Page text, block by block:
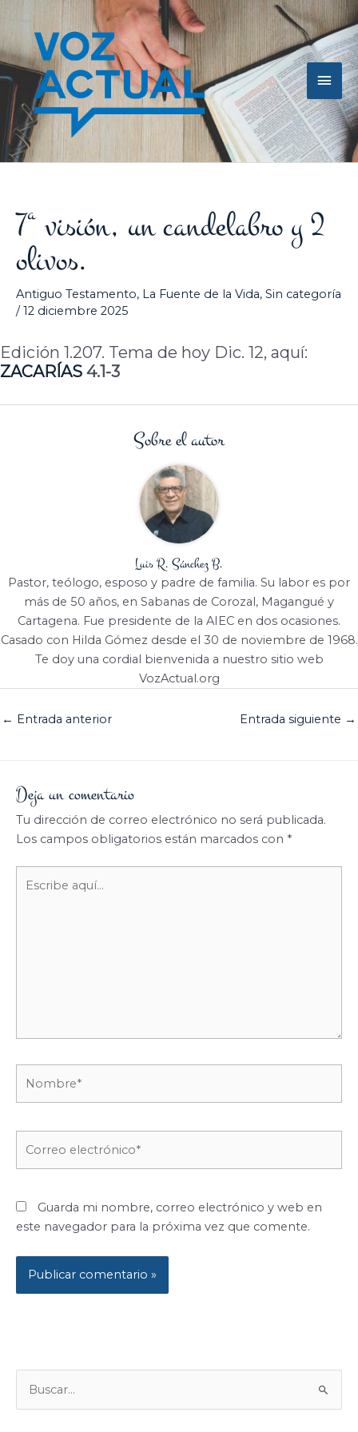
contenido
7ª visión, un candelabro y 2
olivos.
Antiguo Testamento, La Fuente de la Vida, Sin categoría
/12 diciembre 2025
Edición 1.207. Tema de hoy Dic. 12, aquí:
ZACARÍAS 4.1-3
Sobre el autor
Luis R. Sánchez B.
Pastor, teólogo, esposo y padre de familia. Su labor es por
más de 50 años, en Sabanas de Corozal, Magangué y
Cartagena. Fue presidente de la AIEC en dos ocasiones.
Casado con Hilda Gómez desde el 30 de noviembre de 1968.
Te doy una cordial bienvenida a nuestro sitio web
VozActual.org
← Entrada anterior Entrada siguiente →
Deja un comentario
Tu dirección de correo electrónico no será publicada.
Los campos obligatorios están marcados con *
aquí...
Guarda mi nombre, correo electrónico y web en
este navegador para la próxima vez que comente.
U